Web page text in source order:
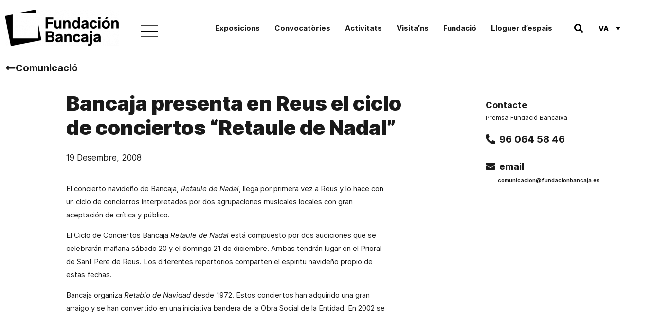
Exposicions Convocatòries Activitats Visita’ns Fundació Lloguer d’espais VA
Comunicació
Bancaja presenta en Reus el ciclo
de conciertos “Retaule de Nadal”
19 Desembre, 2008
El concierto navideño de Bancaja, Retaule de Nadal, llega por primera vez a Reus y lo hace con
un ciclo de conciertos interpretados por dos agrupaciones musicales locales con gran
aceptación de crítica y público.
El Ciclo de Conciertos Bancaja Retaule de Nadal está compuesto por dos audiciones que se
celebrarán mañana sábado 20 y el domingo 21 de diciembre. Ambas tendrán lugar en el Prioral
de Sant Pere de Reus. Los diferentes repertorios comparten el espiritu navideño propio de
estas fechas.
Bancaja organiza Retablo de Navidad desde 1972. Estos conciertos han adquirido una gran
arraigo y se han convertido en una iniciativa bandera de la Obra Social de la Entidad. En 2002 se
Contacte
Premsa Fundació Bancaixa
96 064 58 46
email
comunicacion@fundacionbancaja.es